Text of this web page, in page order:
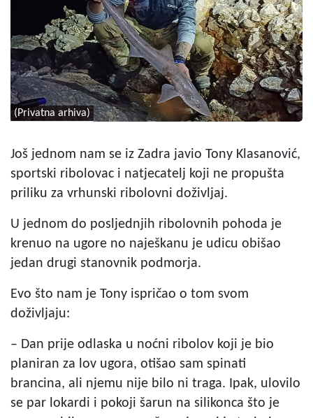
(Privatna arhiva)
Još jednom nam se iz Zadra javio Tony Klasanović,
sportski ribolovac i natjecatelj koji ne propušta
priliku za vrhunski ribolovni doživljaj.
U jednom do posljednjih ribolovnih pohoda je
krenuo na ugore no naješkanu je udicu obišao
jedan drugi stanovnik podmorja.
Evo što nam je Tony ispričao o tom svom
doživljaju:
– Dan prije odlaska u noćni ribolov koji je bio
planiran za lov ugora, otišao sam spinati
brancina, ali njemu nije bilo ni traga. Ipak, ulovilo
se par lokardi i pokoji šarun na silikonca što je